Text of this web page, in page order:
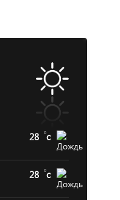
28 c
28 c